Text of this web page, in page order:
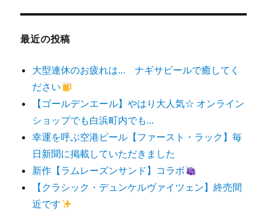
象:
最近の投稿
大型連休のお疲れは… ナギサビールで癒してく
ださい
【ゴールデンエール】やはり大人気☆ オンライン
ショップでも白浜町内でも…
幸運を呼ぶ空港ビール【ファースト・ラック】毎
日新聞に掲載していただきました
新作【ラムレーズンサンド】コラボ
【クラシック・デュンケルヴァイツェン】終売間
近です